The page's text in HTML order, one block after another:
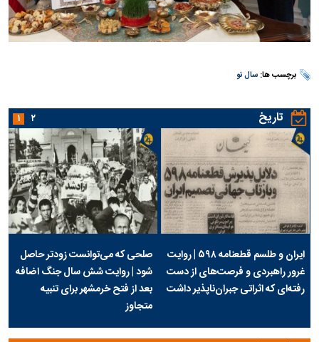
برچسب ها:سال نو
تاریخ
ایران و طلسم قطعنامه ۵۹۸ | روایت
غرور راهبردی و فرصت‌های از دست
رفته‌ای که اثراتی جبران‌ناپذیر داشت
صلحی که می‌توانست زودتر حاصل
شود | روایت شش سال جنگ اضافه
بعد از فتح خرمشهر برای تنبیه
متجاوز
۱ ۲